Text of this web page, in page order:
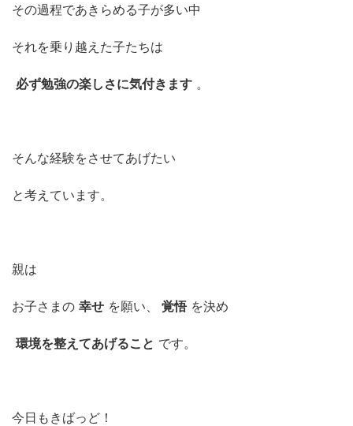
その過程であきらめる子が多い中
それを乗り越えた子たちは
必ず勉強の楽しさに気付きます 。
そんな経験をさせてあげたい
と考えています。
親は
お子さまの 幸せ を願い、 覚悟 を決め
環境を整えてあげること です。
今日もきばっど！